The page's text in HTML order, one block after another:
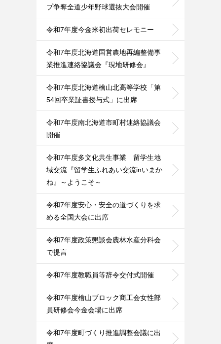
プ争奪全道少年野球選抜大会開催
令和7年度今金米初出荷セレモニー
令和7年度北海道国営農地再編整備事
業推進連絡協議会『現地研修会』
令和7年度北海道檜山北高等学校「第
54回卒業証書授与式」に出席
令和7年度南北海道市町村連絡協議会
開催
令和7年度多文化共生事業 留学生地
域交流『留学生ふれあい交流inいまか
ね』～ようこそ～
令和7年度安心・安全の道づくりを求
める全国大会に出席
令和7年度政策懇談会農林水産分科会
で提言
令和7年度教職員等辞令交付式開催
令和7年度檜山ブロック商工会女性部
員研修会今金会場に出席
令和7年度町づくり推進調整会議に出